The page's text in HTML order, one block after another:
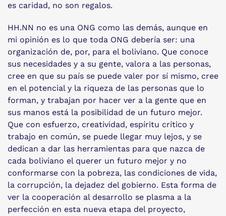
es caridad, no son regalos.
HH.NN no es una ONG como las demás, aunque en
mi opinión es lo que toda ONG debería ser: una
organización de, por, para el boliviano. Que conoce
sus necesidades y a su gente, valora a las personas,
cree en que su país se puede valer por sí mismo, cree
en el potencial y la riqueza de las personas que lo
forman, y trabajan por hacer ver a la gente que en
sus manos está la posibilidad de un futuro mejor.
Que con esfuerzo, creatividad, espíritu crítico y
trabajo en común, se puede llegar muy lejos, y se
dedican a dar las herramientas para que nazca de
cada boliviano el querer un futuro mejor y no
conformarse con la pobreza, las condiciones de vida,
la corrupción, la dejadez del gobierno. Esta forma de
ver la cooperación al desarrollo se plasma a la
perfección en esta nueva etapa del proyecto,